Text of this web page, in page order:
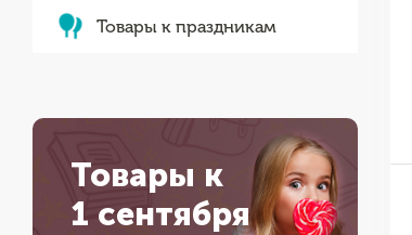
Товары к праздникам
Товары к
1 сентября